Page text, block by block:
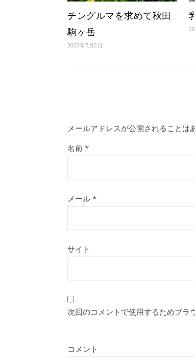
チングルマを求めて秋田
駒ヶ岳
2023年7月2日
メールアドレスが公開されることは
名前 *
メール *
サイト
次回のコメントで使用するためブラ
コメント